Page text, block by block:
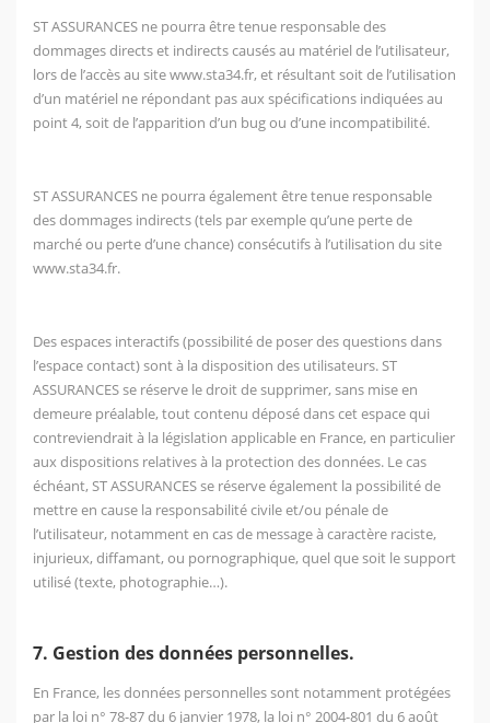
ST ASSURANCES ne pourra être tenue responsable des
dommages directs et indirects causés au matériel de l’utilisateur,
lors de l’accès au site www.sta34.fr, et résultant soit de l’utilisation
d’un matériel ne répondant pas aux spécifications indiquées au
point 4, soit de l’apparition d’un bug ou d’une incompatibilité.
ST ASSURANCES ne pourra également être tenue responsable
des dommages indirects (tels par exemple qu’une perte de
marché ou perte d’une chance) consécutifs à l’utilisation du site
www.sta34.fr.
Des espaces interactifs (possibilité de poser des questions dans
l’espace contact) sont à la disposition des utilisateurs. ST
ASSURANCES se réserve le droit de supprimer, sans mise en
demeure préalable, tout contenu déposé dans cet espace qui
contreviendrait à la législation applicable en France, en particulier
aux dispositions relatives à la protection des données. Le cas
échéant, ST ASSURANCES se réserve également la possibilité de
mettre en cause la responsabilité civile et/ou pénale de
l’utilisateur, notamment en cas de message à caractère raciste,
injurieux, diffamant, ou pornographique, quel que soit le support
utilisé (texte, photographie…).
7. Gestion des données personnelles.
En France, les données personnelles sont notamment protégées
par la loi n° 78-87 du 6 janvier 1978, la loi n° 2004-801 du 6 août